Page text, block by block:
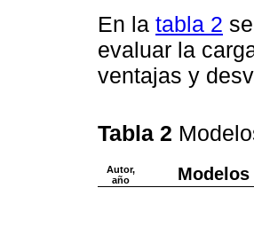
En la tabla 2
evaluar la
ventajas y
Tabla 2
Autor,
año
Modelos